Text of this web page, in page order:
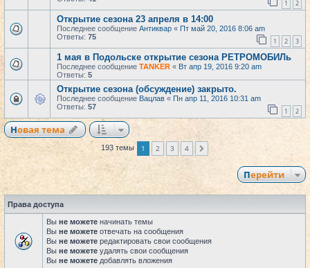
1 2
Открытие сезона 23 апреля в 14:00
Последнее сообщение Антиквар « Пт май 20, 2016 8:06 am
Ответы: 75 1 2 3
1 мая в Подольске открытие сезона РЕТРОМОБИЛь
Последнее сообщение TANKER « Вт апр 19, 2016 9:20 am
Ответы: 5
Открытие сезона (обсуждение) закрыто.
Последнее сообщение Вацлав « Пн апр 11, 2016 10:31 am
Ответы: 57 1 2
Новая тема
193 темы 1 2 3 4
Перейти
Права доступа
Вы не можете начинать темы
Вы не можете отвечать на сообщения
Вы не можете редактировать свои сообщения
Вы не можете удалять свои сообщения
Вы не можете добавлять вложения